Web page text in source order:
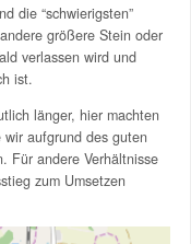
die “schwierigsten”
größere Stein oder
verlassen wird und
ist.
länger, hier machten
aufgrund des guten
Für andere Verhältnisse
zum Umsetzen